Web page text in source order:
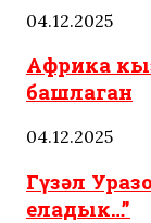
04.12.2025
Африка
башлаган
04.12.2025
Гүзәл
еладык…”